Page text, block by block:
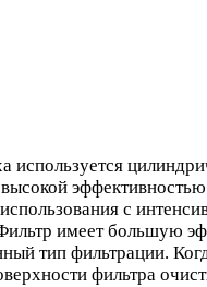
используется
эффективностью
с
имеет большую
тип фильтрации.
фильтра